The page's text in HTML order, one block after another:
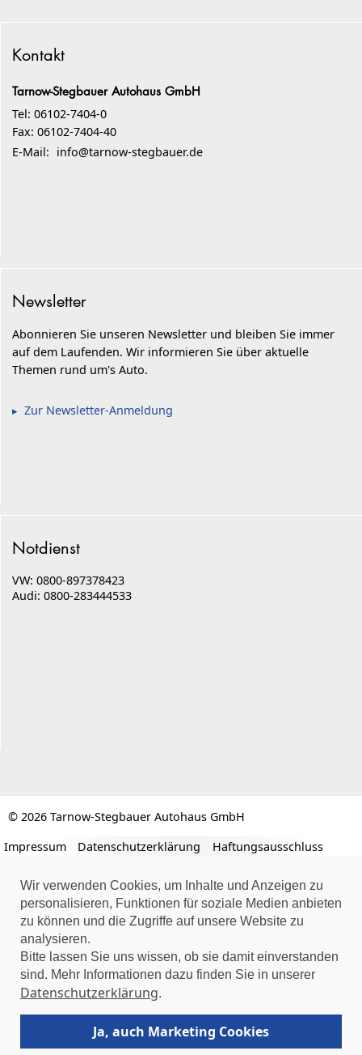
Kontakt
Tarnow-Stegbauer Autohaus GmbH
Tel: 06102-7404-0
Fax: 06102-7404-40
E-Mail: info@tarnow-stegbauer.de
Newsletter
Abonnieren Sie unseren Newsletter und bleiben Sie immer
auf dem Laufenden. Wir informieren Sie über aktuelle
Themen rund um's Auto.
Zur Newsletter-Anmeldung
Notdienst
VW: 0800-897378423
Audi: 0800-283444533
© 2026 Tarnow-Stegbauer Autohaus GmbH
Impressum
Datenschutzerklärung Haftungsausschluss
Wir verwenden Cookies, um Inhalte und Anzeigen zu
personalisieren, Funktionen für soziale Medien anbieten
zu können und die Zugriffe auf unsere Website zu
analysieren.
Bitte lassen Sie uns wissen, ob sie damit einverstanden
sind. Mehr Informationen dazu finden Sie in unserer
Datenschutzerklärung.
Ja, auch Marketing Cookies